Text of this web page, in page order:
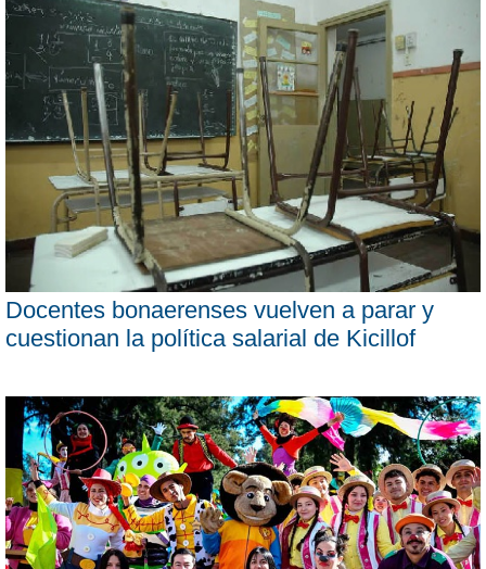
Docentes bonaerenses vuelven a parar y
cuestionan la política salarial de Kicillof